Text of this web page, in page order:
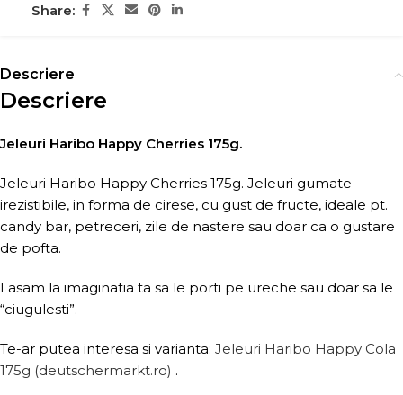
Share:
Descriere
Descriere
Jeleuri Haribo Happy Cherries 175g.
Jeleuri Haribo Happy Cherries 175g. Jeleuri gumate
irezistibile, in forma de cirese, cu gust de fructe, ideale pt.
candy bar, petreceri, zile de nastere sau doar ca o gustare
de pofta.
Lasam la imaginatia ta sa le porti pe ureche sau doar sa le
“ciugulesti”.
Te-ar putea interesa si varianta: Jeleuri Haribo Happy Cola
175g (deutschermarkt.ro) .